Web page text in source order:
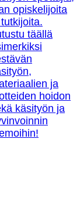
opiskelijoita
täällä
ja
hoidon
käsityön ja